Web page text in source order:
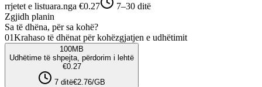
rrjetet e listuara.nga €0.27
7–30 ditë
Zgjidh planin
Sa të dhëna, për sa kohë?
01Krahaso të dhënat për kohëzgjatjen e udhëtimit
100MB
Udhëtime të shpejta, përdorim i lehtë
€0.27
7 ditë€2.76/GB